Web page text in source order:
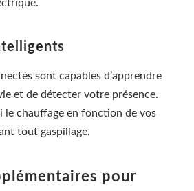
sont capables d’apprendre
et de détecter votre présence.
le chauffage en fonction de vos
tout gaspillage.
pour